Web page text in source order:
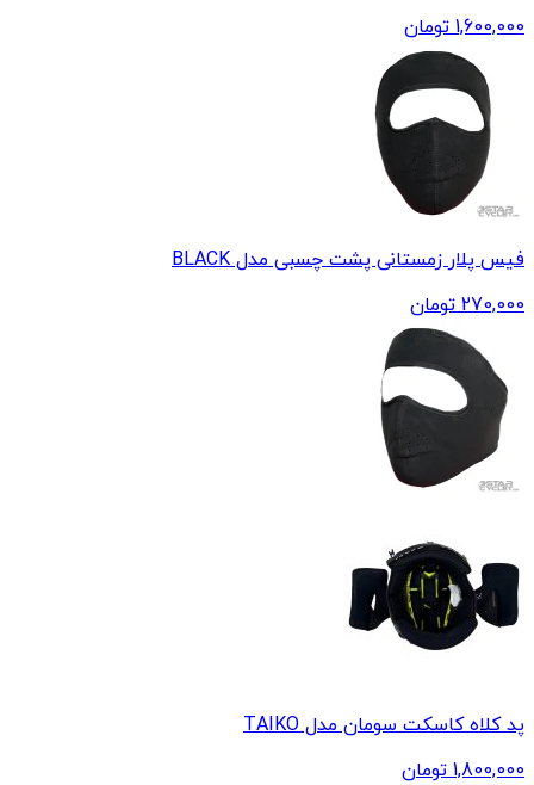
1,600,000 تومان
فیس پلار زمستانی پشت چسبی مدل BLACK
270,000 تومان
پد کلاه کاسکت سومان مدل TAIKO
1,800,000 تومان